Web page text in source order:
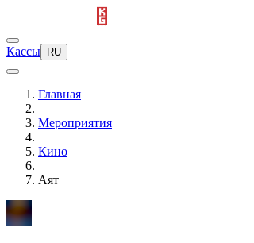
Кассы RU
Главная
Мероприятия
Кино
Аят